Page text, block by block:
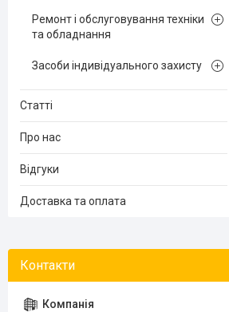
Ремонт і обслуговування техніки
та обладнання
Засоби індивідуального захисту
Статті
Про нас
Відгуки
Доставка та оплата